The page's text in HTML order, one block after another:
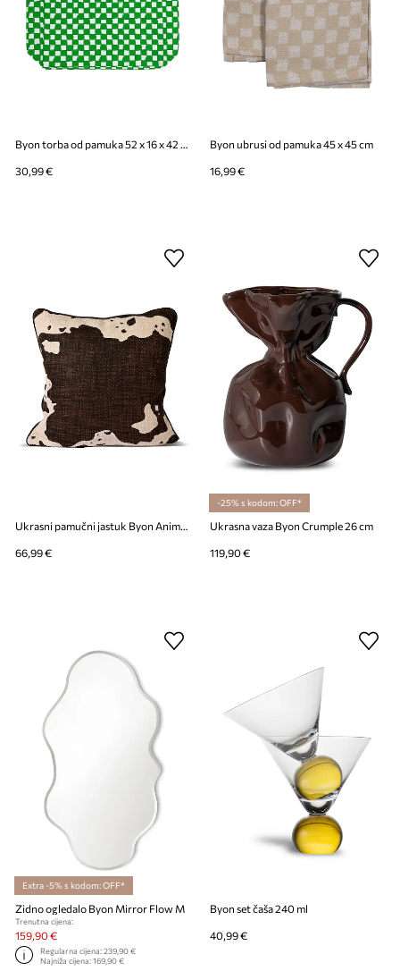
Byon torba od pamuka 52 x 16 x 42 cm
30,99 €
Byon ubrusi od pamuka 45 x 45 cm
16,99 €
Ukrasni pamučni jastuk Byon Anima Cow 50 x 50 cm
66,99 €
-25% s kodom: OFF*
Ukrasna vaza Byon Crumple 26 cm
119,90 €
Extra -5% s kodom: OFF*
Zidno ogledalo Byon Mirror Flow M
Trenutna cijena:
159,90 €
Regularna cijena:239,90 €
Najniža cijena:169,90 €
Byon set čaša 240 ml
40,99 €